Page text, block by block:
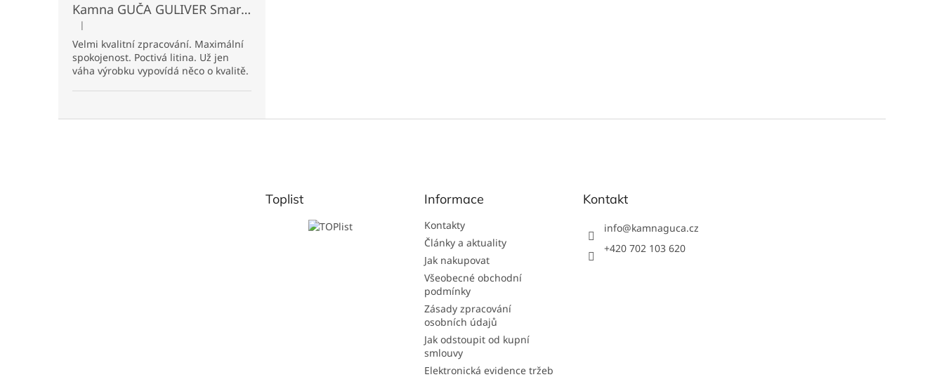
Kamna GUČA GULIVER Smart P pravá - béžová
Hodnocení produktu je 5 z 5 hvězdiček.
|
Velmi kvalitní zpracování. Maximální
spokojenost. Poctivá litina. Už jen
váha výrobku vypovídá něco o kvalitě.
Toplist Informace
Kontakty
Články a aktuality
Jak nakupovat
Všeobecné obchodní
podmínky
Zásady zpracování
osobních údajů
Jak odstoupit od kupní
smlouvy
Elektronická evidence tržeb
Kontakt
info@kamnaguca.cz
+420 702 103 620